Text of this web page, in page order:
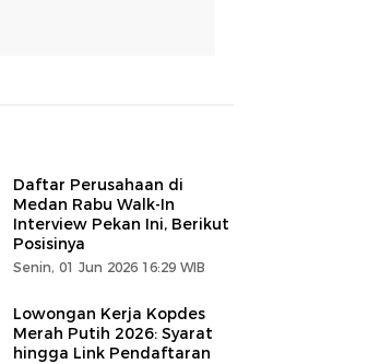
Daftar Perusahaan di
Medan Rabu Walk-In
Interview Pekan Ini, Berikut
Posisinya
Senin, 01 Jun 2026 16:29 WIB
Lowongan Kerja Kopdes
Merah Putih 2026: Syarat
hingga Link Pendaftaran